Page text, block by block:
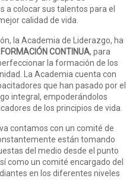
a colocar sus talentos para el
calidad de vida.
la Academia de Liderazgo, ha
CONTINUA, para
la formación de los
La Academia cuenta con
que han pasado por el
integral, empoderándolos
de los principios de vida.
contamos con un comité de
están tomando
del medio desde el punto
como un comité encargado del
en los diferentes niveles